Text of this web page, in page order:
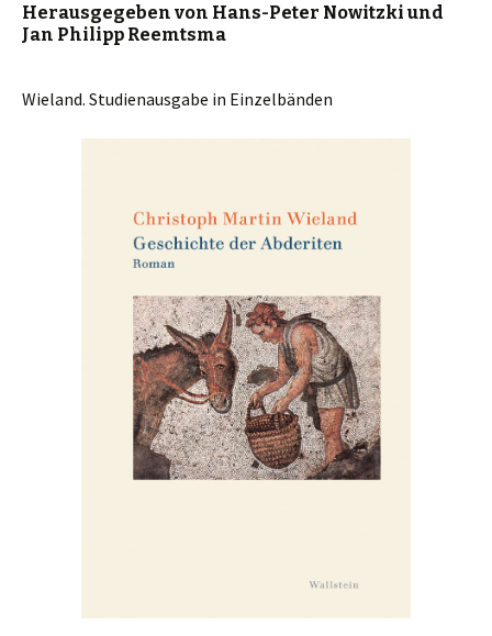
Herausgegeben von Hans-Peter Nowitzki und
Jan Philipp Reemtsma
Wieland. Studienausgabe in Einzelbänden